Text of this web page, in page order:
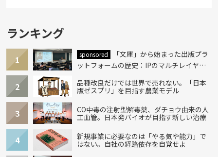
ランキング
1 sponsored
「文庫」から始まった出版プラ
ットフォームの歴史：IPのマルチレイヤー
2
品種改良だけでは世界で売れない。「日本
版ゼスプリ」を目指す農業モデル
3
CO中毒の注射型解毒薬、ダチョウ由来の人
工血管。日本発バイオが目指す新しい治療
4
新規事業に必要なのは「やる気や能力」で
はない。自社の経路依存を自覚せよ